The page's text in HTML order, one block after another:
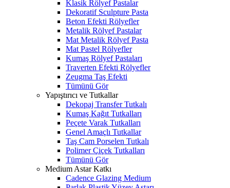
Klasik Rölyef Pastalar
Dekoratif Sculpture Pasta
Beton Efekti Rölyefler
Metalik Rölyef Pastalar
Mat Metalik Rölyef Pasta
Mat Pastel Rölyefler
Kumaş Rölyef Pastaları
Traverten Efekti Rölyefler
Zeugma Taş Efekti
Tümünü Gör
Yapıştırıcı ve Tutkallar
Dekopaj Transfer Tutkalı
Kumaş Kağıt Tutkalları
Peçete Varak Tutkalları
Genel Amaçlı Tutkallar
Taş Cam Porselen Tutkalı
Polimer Çiçek Tutkalları
Tümünü Gör
Medium Astar Katkı
Cadence Glazing Medium